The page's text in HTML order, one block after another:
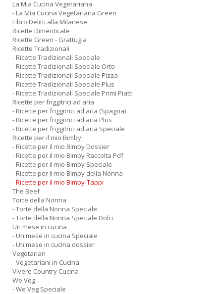
La Mia Cucina Vegetariana
- La Mia Cucina Vegetariana Green
Libro Delitti alla Milanese
Ricette Dimenticate
Ricette Green - Grattugia
Ricette Tradizionali
- Ricette Tradizionali Speciale
- Ricette Tradizionali Speciale Orto
- Ricette Tradizionali Speciale Pizza
- Ricette Tradizionali Speciale Plus
- Ricette Tradizionali Speciale Primi Piatti
Ricette per friggitrici ad aria
- Ricette per friggitrici ad aria (Spagna)
- Ricette per friggitrici ad aria Plus
- Ricette per friggitrici ad aria Speciale
Ricette per il mio Bimby
- Ricette per il mio Bimby Dossier
- Ricette per il mio Bimby Raccolta Pdf
- Ricette per il mio Bimby Speciale
- Ricette per il mio Bimby della Nonna
- Ricette per il mio Bimby-Tappi
The Beef
Torte della Nonna
- Torte della Nonna Speciale
- Torte della Nonna Speciale Dolci
Un mese in cucina
- Un mese in cucina Speciale
- Un mese in cucina dossier
Vegetarian
- Vegetariani in Cucina
Vivere Country Cucina
We Veg
- We Veg Speciale